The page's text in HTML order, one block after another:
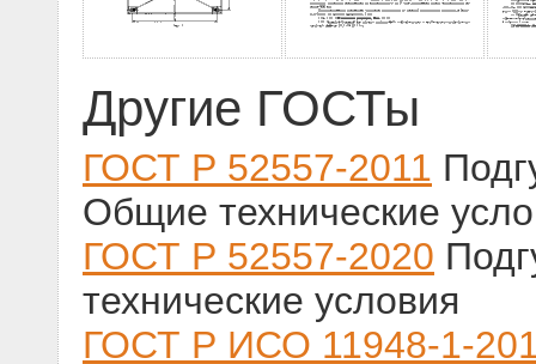
Другие ГОСТы
ГОСТ Р 52557-2011
Общие технические
ГОСТ Р 52557-2020
технические условия
ГОСТ Р ИСО 11948-1-